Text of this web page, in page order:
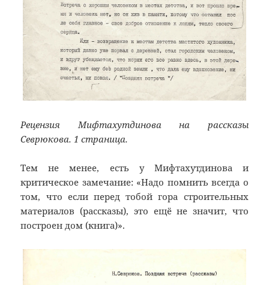
Рецензия Мифтахутдинова на рассказы
Севрюкова. 1 страница.
Тем не менее, есть у Мифтахутдинова и
критическое замечание: «Надо помнить всегда о
том, что если перед тобой гора строительных
материалов (рассказы), это ещё не значит, что
построен дом (книга)».